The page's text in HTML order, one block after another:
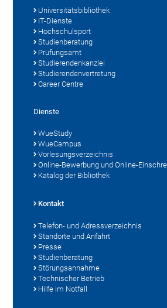
Universitätsbibliothek
IT-Dienste
Hochschulsport
Studienberatung
Prüfungsamt
Studierendenkanzlei
Studierendenvertretung
Career Centre
Dienste
WueStudy
WueCampus
Vorlesungsverzeichnis
Online-Bewerbung und Online-
Katalog der Bibliothek
Kontakt
Telefon- und Adressverzeichnis
Standorte und Anfahrt
Presse
Studienberatung
Störungsannahme
Technischer Betrieb
Hilfe im Notfall